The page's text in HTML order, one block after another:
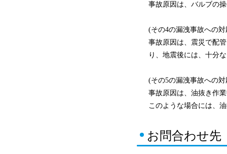
事故原因は、バルブの
(その4の漏洩事故への対
事故原因は、震災で配
り、地震後には、十分
(その5の漏洩事故への対
事故原因は、油抜き作
このような場合には、
お問合わせ先